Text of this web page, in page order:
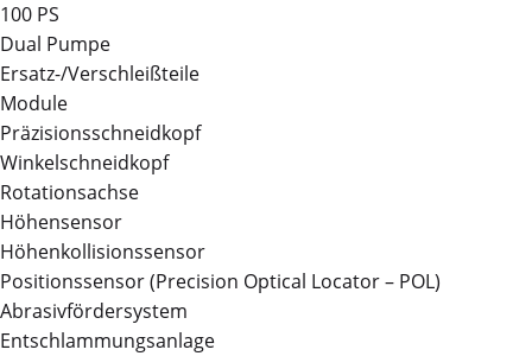
100 PS
Dual Pumpe
Ersatz-/Verschleißteile
Module
Präzisionsschneidkopf
Winkelschneidkopf
Rotationsachse
Höhensensor
Höhenkollisionssensor
Positionssensor (Precision Optical Locator – POL)
Abrasivfördersystem
Entschlammungsanlage